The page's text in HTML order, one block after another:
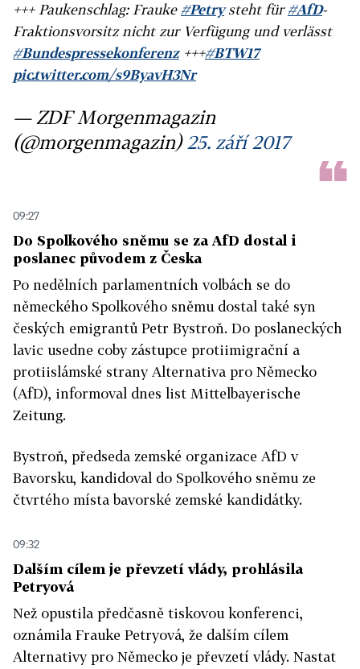
+++ Paukenschlag: Frauke#Petrysteht für#AfD-
Fraktionsvorsitz nicht zur Verfügung und verlässt
#Bundespressekonferenz+++#BTW17
pic.twitter.com/s9ByavH3Nr
— ZDF Morgenmagazin
(@morgenmagazin) 25. září 2017
09:27
Do Spolkového sněmu se za AfD dostal i
poslanec původem z Česka
Po nedělních parlamentních volbách se do
německého Spolkového sněmu dostal také syn
českých emigrantů Petr Bystroň. Do poslaneckých
lavic usedne coby zástupce protiimigrační a
protiislámské strany Alternativa pro Německo
(AfD), informoval dnes list Mittelbayerische
Zeitung.
Bystroň, předseda zemské organizace AfD v
Bavorsku, kandidoval do Spolkového sněmu ze
čtvrtého místa bavorské zemské kandidátky.
09:32
Dalším cílem je převzetí vlády, prohlásila
Petryová
Než opustila předčasně tiskovou konferenci,
oznámila Frauke Petryová, že dalším cílem
Alternativy pro Německo je převzetí vlády. Nastat